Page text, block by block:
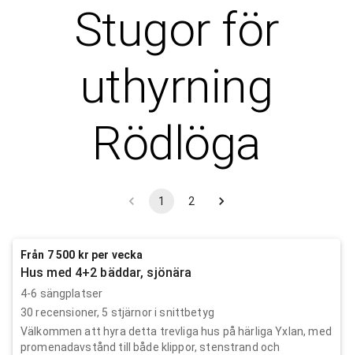
Stugor för
uthyrning
Rödlöga
1 2
Från 7 500 kr per vecka
Hus med 4+2 bäddar, sjönära
4-6 sängplatser
30 recensioner, 5 stjärnor i snittbetyg
Välkommen att hyra detta trevliga hus på härliga Yxlan, med
promenadavstånd till både klippor, stenstrand och